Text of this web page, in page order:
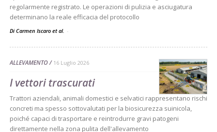
regolarmente registrato. Le operazioni di pulizia e asciugatura
determinano la reale efficacia del protocollo
Di Carmen Iscaro et al. -
ALLEVAMENTO 16 Luglio 2026
I vettori trascurati
Trattori aziendali, animali domestici e selvatici rappresentano rischi
concreti ma spesso sottovalutati per la biosicurezza suinicola,
poiché capaci di trasportare e reintrodurre gravi patogeni
direttamente nella zona pulita dell'allevamento